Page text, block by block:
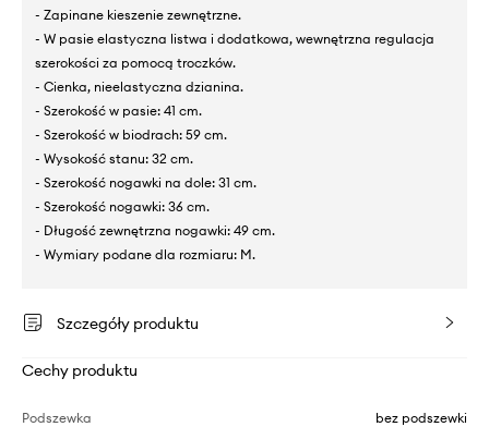
- Zapinane kieszenie zewnętrzne.
- W pasie elastyczna listwa i dodatkowa, wewnętrzna regulacja
szerokości za pomocą troczków.
- Cienka, nieelastyczna dzianina.
- Szerokość w pasie: 41 cm.
- Szerokość w biodrach: 59 cm.
- Wysokość stanu: 32 cm.
- Szerokość nogawki na dole: 31 cm.
- Szerokość nogawki: 36 cm.
- Długość zewnętrzna nogawki: 49 cm.
- Wymiary podane dla rozmiaru: M.
Szczegóły produktu
Cechy produktu
Podszewka bez podszewki